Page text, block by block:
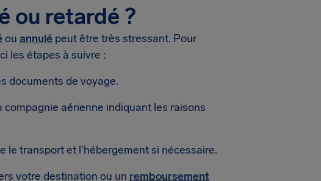
ou retardé ?
ou annulé peut être très stressant. Pour
les étapes à suivre :
documents de voyage.
aérienne indiquant les raisons
le transport et l'hébergement si nécessaire.
votre destination ou un remboursement